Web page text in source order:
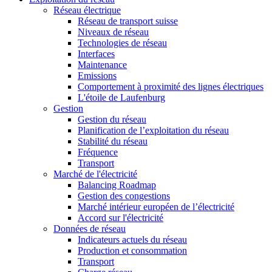
Réseau électrique
Réseau de transport suisse
Niveaux de réseau
Technologies de réseau
Interfaces
Maintenance
Emissions
Comportement à proximité des lignes électriques
L'étoile de Laufenburg
Gestion
Gestion du réseau
Planification de l’exploitation du réseau
Stabilité du réseau
Fréquence
Transport
Marché de l'électricité
Balancing Roadmap
Gestion des congestions
Marché intérieur européen de l’électricité
Accord sur l'électricité
Données de réseau
Indicateurs actuels du réseau
Production et consommation
Transport